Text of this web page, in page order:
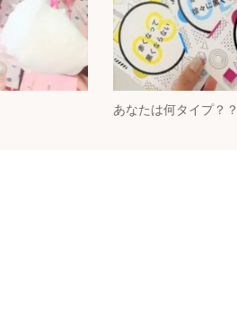
あなたは何タイプ？？